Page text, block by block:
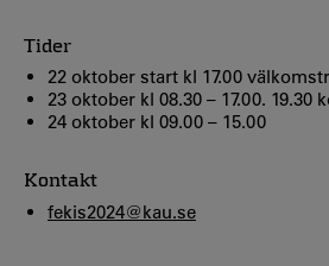
Tider
22 oktober start kl 17.00
23 oktober kl 08.30 – 17.00. 19.30
24 oktober kl 09.00 – 15.00
Kontakt
fekis2024@kau.se